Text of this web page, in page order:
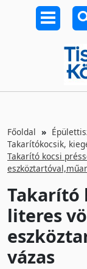
Főoldal
Takarítókocsik,
Takarító kocsi
Takarító
literes
vázas